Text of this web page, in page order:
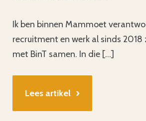
Ik ben binnen Mammoet
recruitment en werk al sinds 2018
met BinT samen. In die […]
Lees artikel ›